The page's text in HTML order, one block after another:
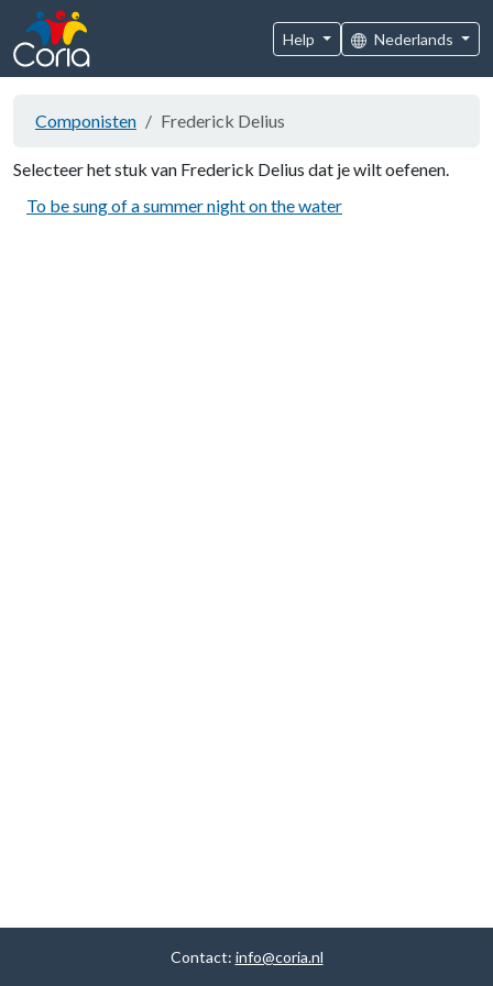
Help Nederlands
Componisten Frederick Delius
Selecteer het stuk van Frederick Delius dat je wilt oefenen.
To be sung of a summer night on the water
Contact: info@coria.nl